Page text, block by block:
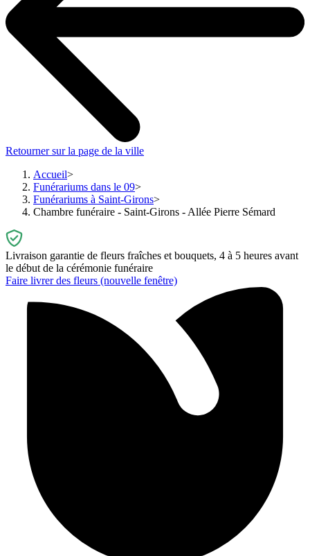
Retourner sur la page de la ville
Accueil
Funérariums dans le 09
Funérariums à Saint-Girons
Chambre funéraire - Saint-Girons - Allée Pierre Sémard
Livraison garantie de fleurs fraîches et bouquets, 4 à 5 heures avant
le début de la cérémonie funéraire
Faire livrer des fleurs (nouvelle fenêtre)